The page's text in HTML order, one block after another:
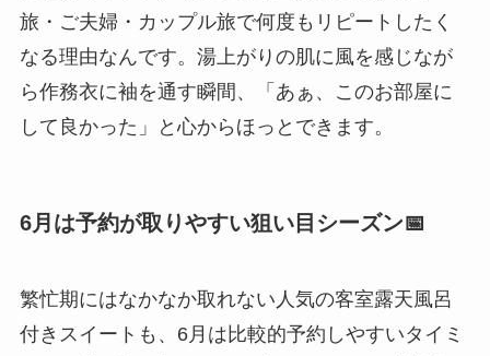
旅・ご夫婦・カップル旅で何度もリピートしたく
なる理由なんです。湯上がりの肌に風を感じなが
ら作務衣に袖を通す瞬間、「あぁ、このお部屋に
して良かった」と心からほっとできます。
6月は予約が取りやすい狙い目シーズン📅
繁忙期にはなかなか取れない人気の客室露天風呂
付きスイートも、6月は比較的予約しやすいタイミ